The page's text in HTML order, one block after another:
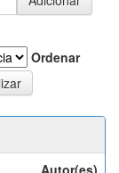
Ordenar
Autor(es)